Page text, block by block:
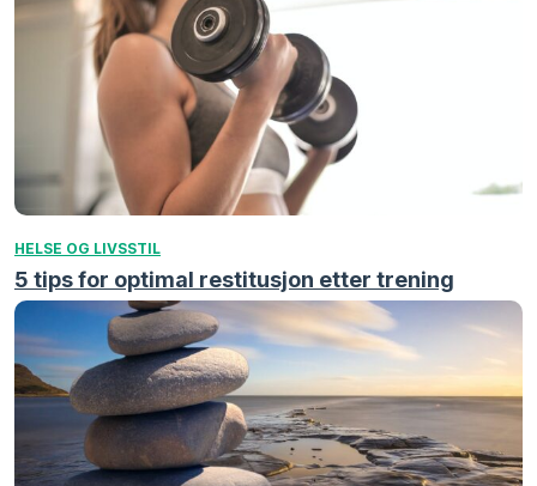
HELSE OG LIVSSTIL
5 tips for optimal restitusjon etter trening